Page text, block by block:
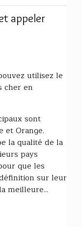
appeler
utilisez le
cher en
sont
et Orange.
la qualité de la
pays
que les
sur leur
meilleure...